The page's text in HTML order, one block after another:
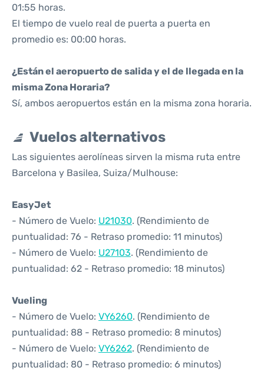
01:55 horas.
El tiempo de vuelo real de puerta a puerta en
promedio es: 00:00 horas.
¿Están el aeropuerto de salida y el de llegada en la
misma Zona Horaria?
Sí, ambos aeropuertos están en la misma zona horaria.
Vuelos alternativos
Las siguientes aerolíneas sirven la misma ruta entre
Barcelona y Basilea, Suiza/Mulhouse:
EasyJet
- Número de Vuelo: U21030. (Rendimiento de
puntualidad: 76 - Retraso promedio: 11 minutos)
- Número de Vuelo: U27103. (Rendimiento de
puntualidad: 62 - Retraso promedio: 18 minutos)
Vueling
- Número de Vuelo: VY6260. (Rendimiento de
puntualidad: 88 - Retraso promedio: 8 minutos)
- Número de Vuelo: VY6262. (Rendimiento de
puntualidad: 80 - Retraso promedio: 6 minutos)